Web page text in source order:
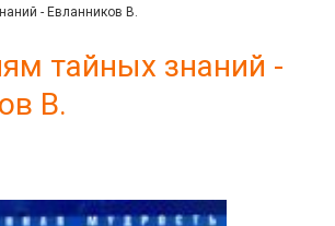
- Евланников В.
тайных знаний -
В.